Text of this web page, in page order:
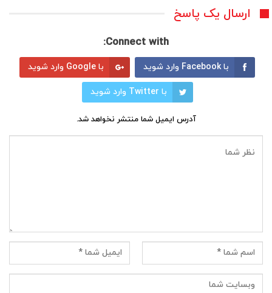
ارسال یک پاسخ
Connect with:
با Facebook وارد شوید با Google وارد شوید
با Twitter وارد شوید
آدرس ایمیل شما منتشر نخواهد شد.